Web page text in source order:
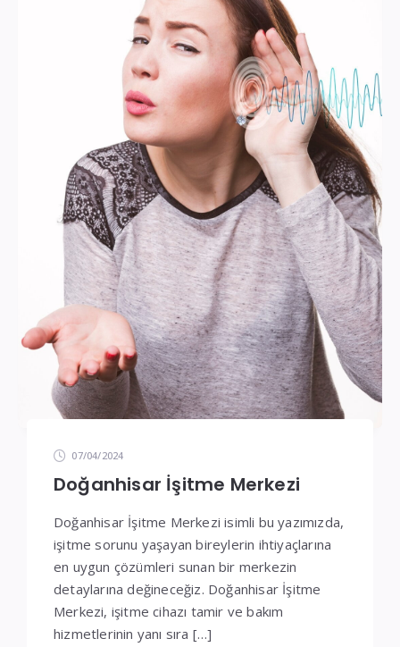
07/04/2024
Doğanhisar İşitme Merkezi
Doğanhisar İşitme Merkezi isimli bu yazımızda,
işitme sorunu yaşayan bireylerin ihtiyaçlarına
en uygun çözümleri sunan bir merkezin
detaylarına değineceğiz. Doğanhisar İşitme
Merkezi, işitme cihazı tamir ve bakım
hizmetlerinin yanı sıra […]